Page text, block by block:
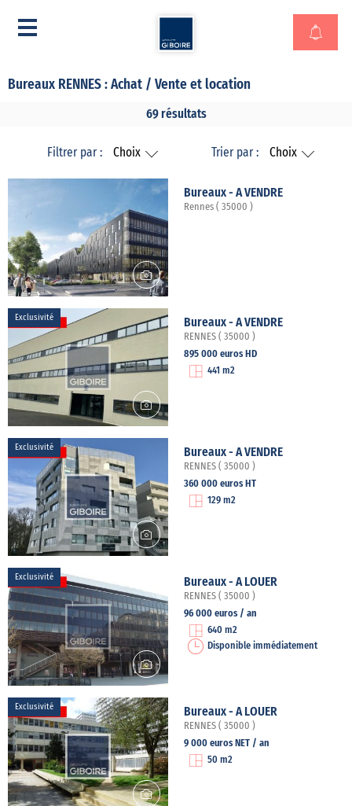
Bureaux RENNES : Achat / Vente et location
69 résultats
Filtrer par : Choix Trier par : Choix
Bureaux - A VENDRE
Rennes ( 35000 )
Exclusivité Bureaux - A VENDRE
RENNES ( 35000 )
895 000 euros HD
441 m2
Exclusivité Bureaux - A VENDRE
RENNES ( 35000 )
360 000 euros HT
129 m2
Exclusivité Bureaux - A LOUER
RENNES ( 35000 )
96 000 euros / an
640 m2
Disponible immédiatement
Exclusivité Bureaux - A LOUER
RENNES ( 35000 )
9 000 euros NET / an
50 m2